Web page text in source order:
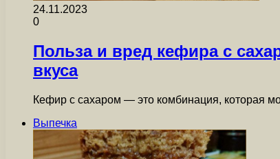
24.11.2023
0
Польза и вред кефира с
вкуса
Кефир с сахаром — это комбинация, которая
Выпечка